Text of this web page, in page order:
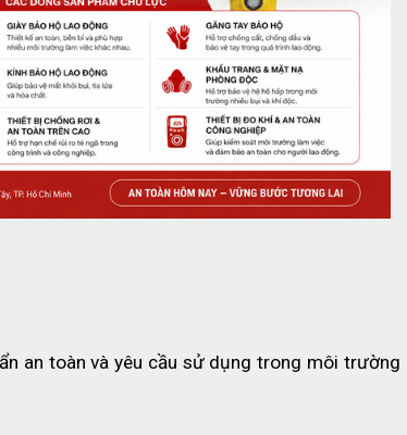
tình huống chấn thương ban đầu.
bị bộ sơ cứu trong doanh nghiệp và cơ sở sản
an toàn và yêu cầu sử dụng trong môi trường